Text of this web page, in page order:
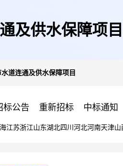
及供水保障项目
道连通及供水保障项目
标公告 重新招标 中标通知
海江苏浙江山东湖北四川 河北河南天津山